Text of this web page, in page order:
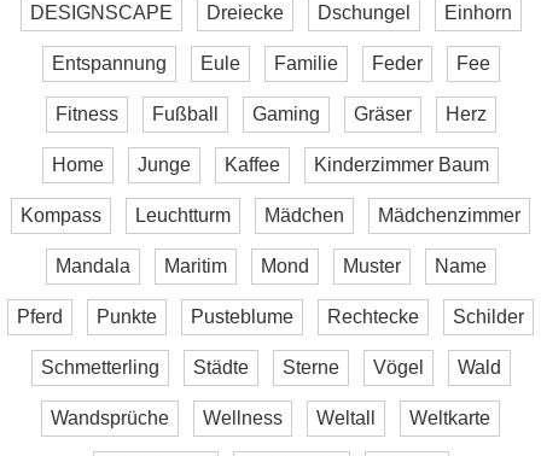
DESIGNSCAPE Dreiecke Dschungel Einhorn
Entspannung Eule Familie Feder Fee
Fitness Fußball Gaming Gräser Herz
Home Junge Kaffee Kinderzimmer Baum
Kompass Leuchtturm Mädchen Mädchenzimmer
Mandala Maritim Mond Muster Name
Pferd Punkte Pusteblume Rechtecke Schilder
Schmetterling Städte Sterne Vögel Wald
Wandsprüche Wellness Weltall Weltkarte